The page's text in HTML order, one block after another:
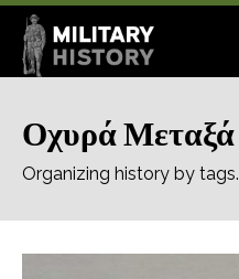
Οχυρά Μεταξά
Organizing history by tags.